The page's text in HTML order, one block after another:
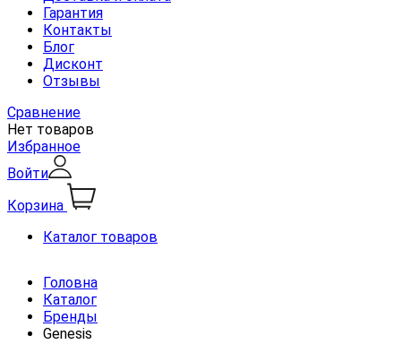
Гарантия
Контакты
Блог
Дисконт
Отзывы
Сравнение
Нет товаров
Избранное
Войти
Корзина
Каталог товаров
Головна
Каталог
Бренды
Genesis